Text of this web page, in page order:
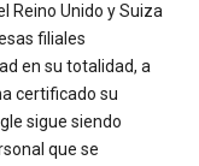
Reino Unido y Suiza
filiales
en su totalidad, a
certificado su
sigue siendo
que se